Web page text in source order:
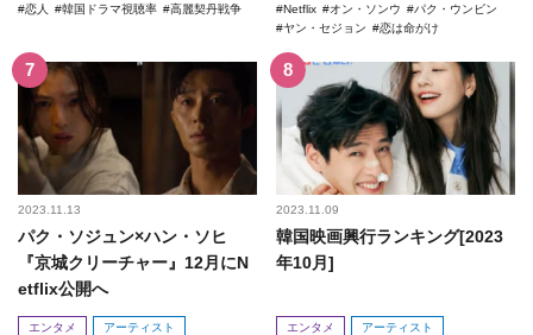
恋人 韓国ドラマ視聴率 高麗契丹戦争 Netflix オン・ソンウ
パク・ウンビン
ヤン・セジョン
恋は命がけ
2023.11.13
パク・ソジュン×ハン・ソヒ
『京城クリーチャー』12月にN
etflix公開へ
エンタメ アーティスト
2023.11.09
韓国映画興行ランキング[2023
年10月]
エンタメ アーティスト